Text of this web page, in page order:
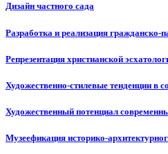
Дизайн частного сада
Разработка и реализация гражданско-
Репрезентация христианской
Художественно-стилевые тенденции в
Художественный потенциал
Музеефикация историко-